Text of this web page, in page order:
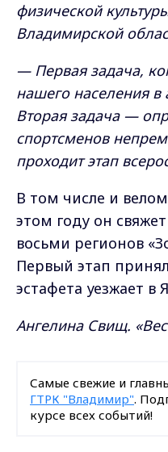
физической
Владимирской
— Первая задача,
нашего населения
Вторая задача —
спортсменов
проходит этап
В том числе и
этом году он
восьми регионов
Первый этап
эстафета уезжает в
Ангелина Свищ.
Самые свежие и
ГТРК "Владимир".
курсе всех событий!